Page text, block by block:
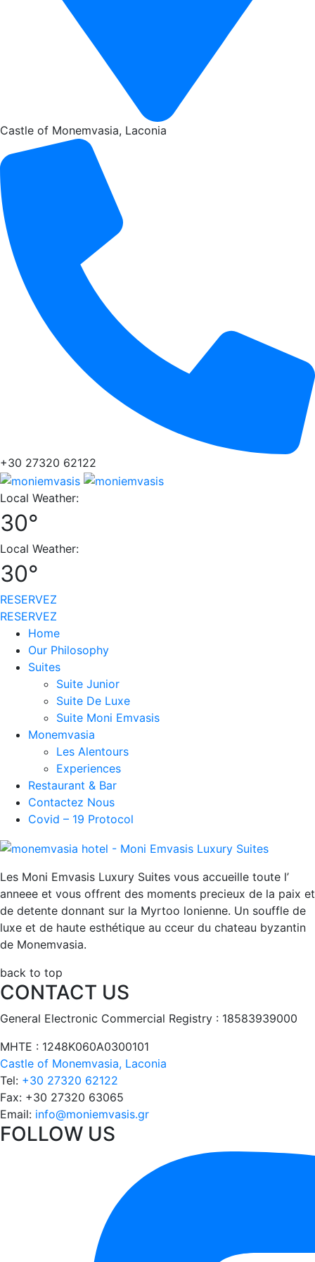
Castle of Monemvasia, Laconia
+30 27320 62122
Local Weather:
30°
Local Weather:
30°
RESERVEZ
RESERVEZ
Home
Our Philosophy
Suites
Suite Junior
Suite De Luxe
Suite Moni Emvasis
Monemvasia
Les Alentours
Experiences
Restaurant & Bar
Contactez Nous
Covid – 19 Protocol
Les Moni Emvasis Luxury Suites vous accueille toute l’
anneee et vous offrent des moments precieux de la paix et
de detente donnant sur la Myrtoo lonienne. Un souffle de
luxe et de haute esthétique au cceur du chateau byzantin
de Monemvasia.
back to top
CONTACT US
General Electronic Commercial Registry : 18583939000
ΜΗΤΕ : 1248Κ060Α0300101
Castle of Monemvasia, Laconia
Tel: +30 27320 62122
Fax: +30 27320 63065
Email: info@moniemvasis.gr
FOLLOW US